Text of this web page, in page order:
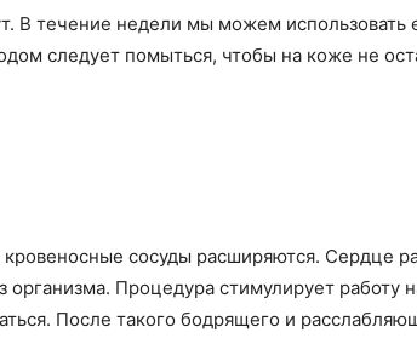
В течение недели мы можем использовать
следует помыться, чтобы на коже не
сосуды расширяются. Сердце
организма. Процедура стимулирует
После такого бодрящего и